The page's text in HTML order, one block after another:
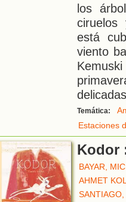
los
está
viento
delicadas
Temática:
Estaciones
Kodor
BAYAR,
AHMET